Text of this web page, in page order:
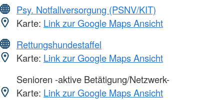
Psy. Notfallversorgung (PSNV/KIT)
Karte: Link zur Google Maps Ansicht
Rettungshundestaffel
Karte: Link zur Google Maps Ansicht
Senioren -aktive Betätigung/Netzwerk-
Karte: Link zur Google Maps Ansicht